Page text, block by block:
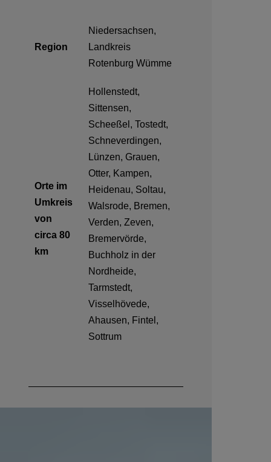
Region
Niedersachsen,
Landkreis
Rotenburg Wümme
Orte im
Umkreis
von
circa 80
km
Hollenstedt,
Sittensen,
Scheeßel, Tostedt,
Schneverdingen,
Lünzen, Grauen,
Otter, Kampen,
Heidenau, Soltau,
Walsrode, Bremen,
Verden, Zeven,
Bremervörde,
Buchholz in der
Nordheide,
Tarmstedt,
Visselhövede,
Ahausen, Fintel,
Sottrum